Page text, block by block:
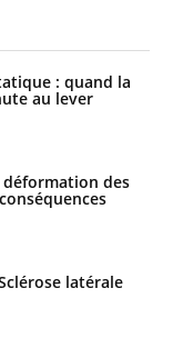
: quand la
au lever
déformation des
latérale